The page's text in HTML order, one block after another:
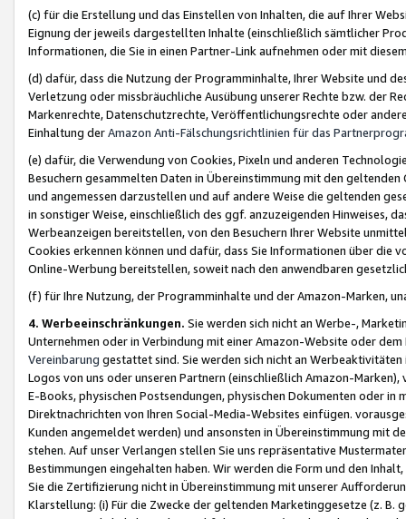
(c) für die Erstellung und das Einstellen von Inhalten, die auf Ihrer
Eignung der jeweils dargestellten Inhalte (einschließlich sämtlicher
Informationen, die Sie in einen Partner-Link aufnehmen oder mit
(d) dafür, dass die Nutzung der Programminhalte, Ihrer Website und
Verletzung oder missbräuchliche Ausübung unserer Rechte bzw. der
Markenrechte, Datenschutzrechte, Veröffentlichungsrechte oder
Einhaltung derAmazon Anti-Fälschungsrichtlinien für das
(e) dafür, die Verwendung von Cookies, Pixeln und anderen
Besuchern gesammelten Daten in Übereinstimmung mit den
und angemessen darzustellen und auf andere Weise die geltenden
in sonstiger Weise, einschließlich des ggf. anzuzeigenden Hinweises,
Werbeanzeigen bereitstellen, von den Besuchern Ihrer Website
Cookies erkennen können und dafür, dass Sie Informationen über die
Online-Werbung bereitstellen, soweit nach den anwendbaren
(f) für Ihre Nutzung, der Programminhalte und der Amazon-Marken,
4. Werbeeinschränkungen. Sie werden sich nicht an Werbe-,
Unternehmen oder in Verbindung mit einer Amazon-Website oder
Vereinbarung gestattet sind. Sie werden sich nicht an
Logos von uns oder unseren Partnern (einschließlich Amazon-
E-Books, physischen Postsendungen, physischen Dokumenten oder in
Direktnachrichten von Ihren Social-Media-Websites einfügen.
Kunden angemeldet werden) und ansonsten in Übereinstimmung mit
stehen. Auf unser Verlangen stellen Sie uns repräsentative
Bestimmungen eingehalten haben. Wir werden die Form und den
Sie die Zertifizierung nicht in Übereinstimmung mit unserer
Klarstellung: (i) Für die Zwecke der geltenden Marketinggesetze (z. B.